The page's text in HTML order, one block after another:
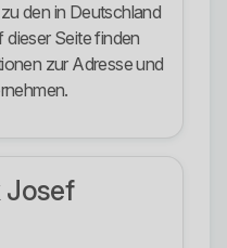
den in Deutschland
Seite finden
zur Adresse und
Josef